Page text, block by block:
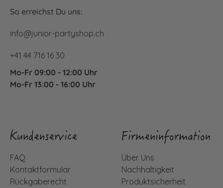
So erreichst Du uns:
info@junior-partyshop.ch
+41 44 716 16 30
Mo-Fr 09:00 - 12:00 Uhr
Mo-Fr 13:00 - 16:00 Uhr
Kundenservice
FAQ
Kontaktformular
Rückgaberecht
Firmeninformation
Über Uns
Nachhaltigkeit
Produktsicherheit